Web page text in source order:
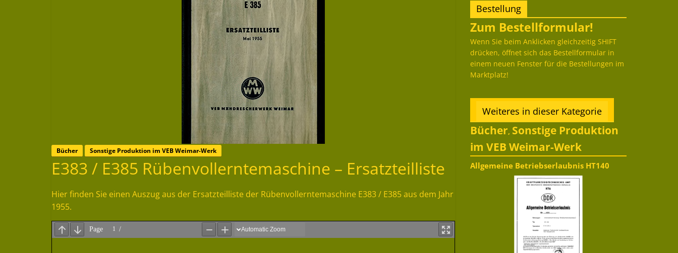
Bücher Sonstige Produktion im VEB Weimar-Werk
E383 / E385 Rübenvollerntemaschine – Ersatzteilliste
Hier finden Sie einen Auszug aus der Ersatzteilliste der Rübenvollerntemaschine E383 / E385 aus dem Jahr
1955.
Bestellung
Zum Bestellformular!
Wenn Sie beim Anklicken gleichzeitig SHIFT
drücken, öffnet sich das Bestellformular in
einem neuen Fenster für die Bestellungen im
Marktplatz!
Weiteres in dieser Kategorie
Bücher, Sonstige Produktion
im VEB Weimar-Werk
Allgemeine Betriebserlaubnis HT140